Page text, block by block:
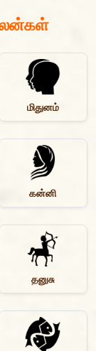
மிதுனம்
கன்னி
தனுசு